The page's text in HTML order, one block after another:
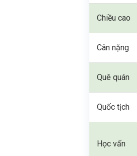
Chiều cao
Cân nặng
Quê quán
Quốc tịch
Học vấn